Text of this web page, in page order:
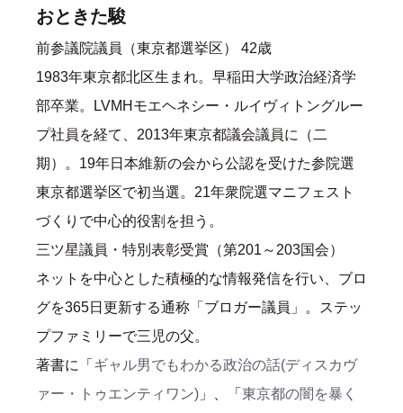
おときた駿
前参議院議員（東京都選挙区） 42歳
1983年東京都北区生まれ。早稲田大学政治経済学
部卒業。LVMHモエヘネシー・ルイヴィトングルー
プ社員を経て、2013年東京都議会議員に（二
期）。19年日本維新の会から公認を受けた参院選
東京都選挙区で初当選。21年衆院選マニフェスト
づくりで中心的役割を担う。
三ツ星議員・特別表彰受賞（第201～203国会）
ネットを中心とした積極的な情報発信を行い、ブロ
グを365日更新する通称「ブロガー議員」。ステッ
プファミリーで三児の父。
著書に「 ギャル男でもわかる政治の話(ディスカヴ
ァー・トゥエンティワン) 」、「 東京都の闇を暴く